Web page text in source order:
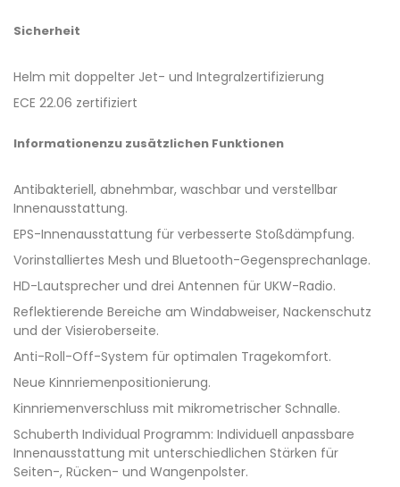
Sicherheit
Helm mit doppelter Jet- und Integralzertifizierung
ECE 22.06 zertifiziert
Informationenzu zusätzlichen Funktionen
Antibakteriell, abnehmbar, waschbar und verstellbar
Innenausstattung.
EPS-Innenausstattung für verbesserte Stoßdämpfung.
Vorinstalliertes Mesh und Bluetooth-Gegensprechanlage.
HD-Lautsprecher und drei Antennen für UKW-Radio.
Reflektierende Bereiche am Windabweiser, Nackenschutz
und der Visieroberseite.
Anti-Roll-Off-System für optimalen Tragekomfort.
Neue Kinnriemenpositionierung.
Kinnriemenverschluss mit mikrometrischer Schnalle.
Schuberth Individual Programm: Individuell anpassbare
Innenausstattung mit unterschiedlichen Stärken für
Seiten-, Rücken- und Wangenpolster.